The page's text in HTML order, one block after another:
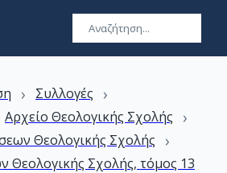
› Συλλογές ›
Αρχείο Θεολογικής Σχολής ›
Θεολογικής Σχολής ›
Θεολογικής Σχολής, τόμος 13